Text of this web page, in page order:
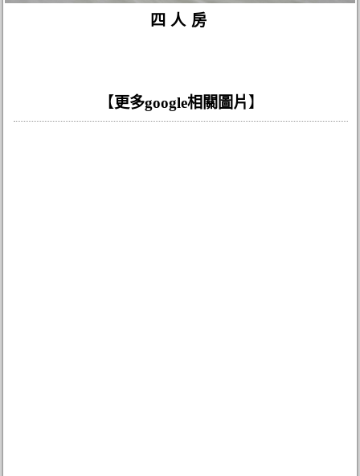
四人房
【更多google相關圖片】